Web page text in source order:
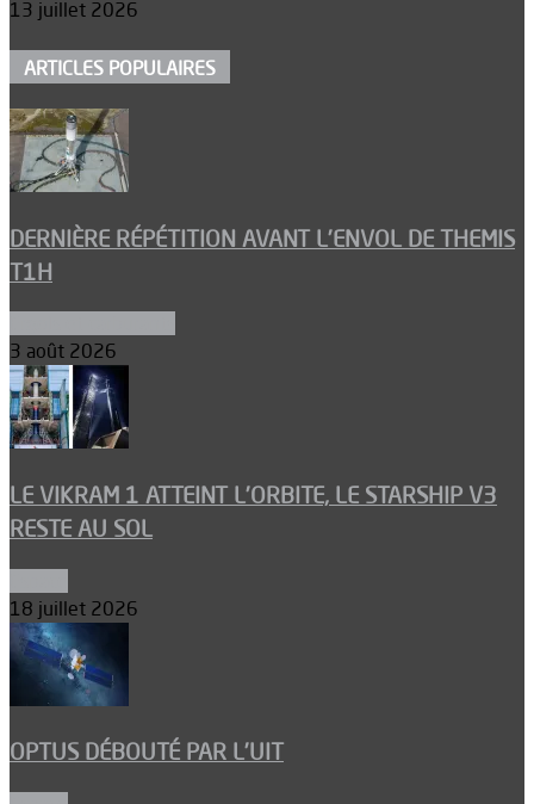
13 juillet 2026
ARTICLES POPULAIRES
DERNIÈRE RÉPÉTITION AVANT L’ENVOL DE THEMIS
T1H
3 août 2026
LE VIKRAM 1 ATTEINT L’ORBITE, LE STARSHIP V3
RESTE AU SOL
18 juillet 2026
OPTUS DÉBOUTÉ PAR L’UIT